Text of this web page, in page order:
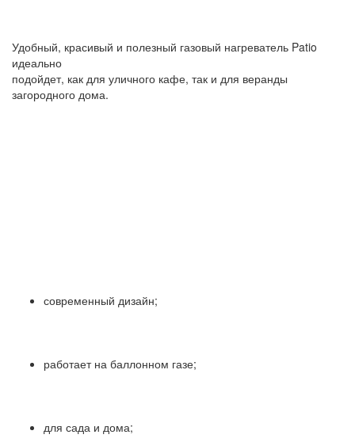
Удобный, красивый и полезный газовый нагреватель Patio
идеально
подойдет, как для уличного кафе, так и для веранды
загородного дома.
современный дизайн;
работает на баллонном газе;
для сада и дома;